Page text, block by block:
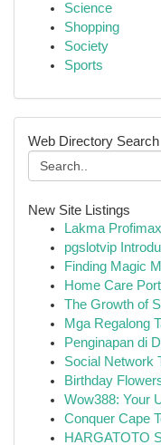
Science
Shopping
Society
Sports
Web Directory Search
New Site Listings
Lakma
pgslotvip
Finding Magic
Home Care
The Growth of
Mga Regalong
Penginapan di
Social Network
Birthday
Wow388: Your
Conquer Cape
HARGATOTO